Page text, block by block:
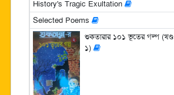
History's Tragic Exultation
Selected Poems
শুকতারার ১০১ ভূতের গল্প (খণ্ড
১)